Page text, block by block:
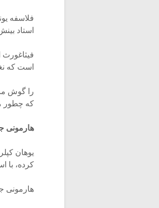
فلاسفه
استاد
است که
را گوش
که چطور
هارمونی
کرده، با
هارمونی جهان” بیان کرد و